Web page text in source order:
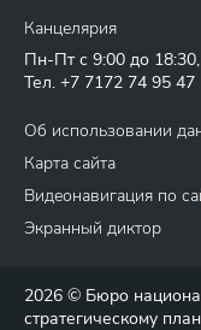
Канцелярия
Пн-Пт с 9:00 до
Тел. +7 7172 74 95 47
Об использовании
Карта сайта
Видеонавигация по
Экранный диктор
2026 © Бюро
стратегическому